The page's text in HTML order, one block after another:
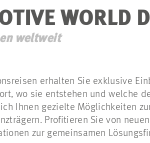
WORLD
weltweit
erhalten Sie exklusive
wo sie entstehen und welche
Ihnen gezielte Möglichkeiten
Profitieren Sie von
zur gemeinsamen